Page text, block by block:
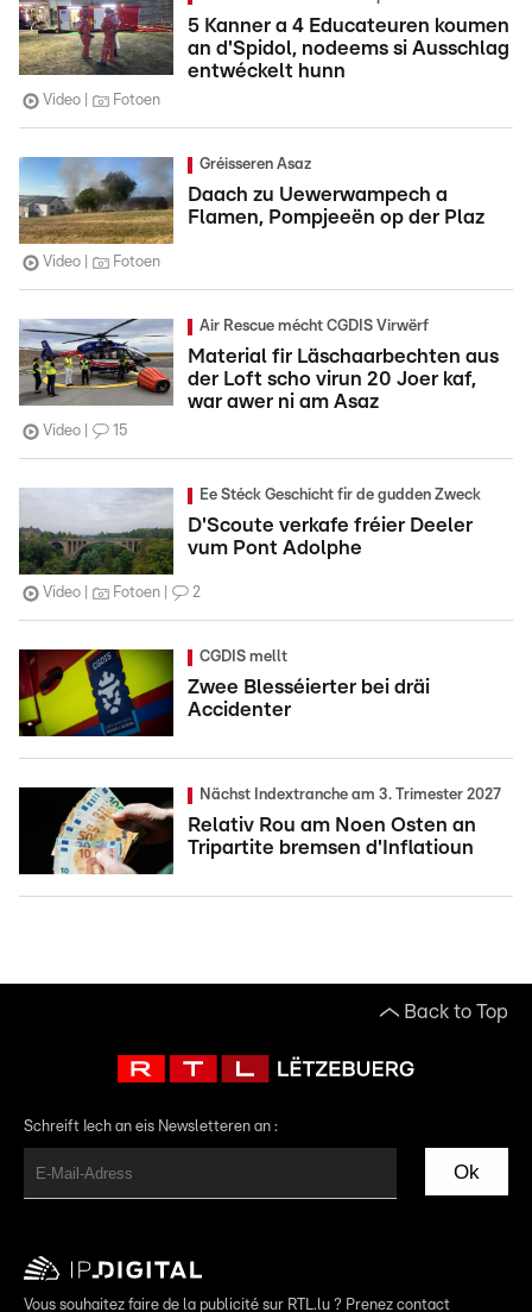
5 Kanner a 4 Educateuren koumen
an d'Spidol, nodeems si Ausschlag
entwéckelt hunn
Video Fotoen
Gréisseren Asaz
Daach zu Uewerwampech a
Flamen, Pompjeeën op der Plaz
Video Fotoen
Air Rescue mécht CGDIS Virwërf
Material fir Läschaarbechten aus
der Loft scho virun 20 Joer kaf,
war awer ni am Asaz
Video 15
Ee Stéck Geschicht fir de gudden Zweck
D'Scoute verkafe fréier Deeler
vum Pont Adolphe
Video Fotoen 2
CGDIS mellt
Zwee Blesséierter bei dräi
Accidenter
Nächst Indextranche am 3. Trimester 2027
Relativ Rou am Noen Osten an
Tripartite bremsen d'Inflatioun
Back to Top
Schreift Iech an eis Newsletteren an :
Ok
Vous souhaitez faire de la publicité sur RTL.lu ? Prenez contact